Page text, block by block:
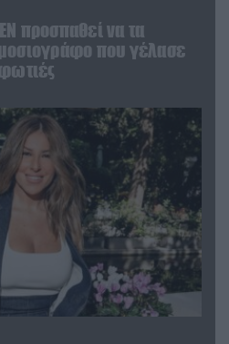
προσπαθεί να τα
που γέλασε